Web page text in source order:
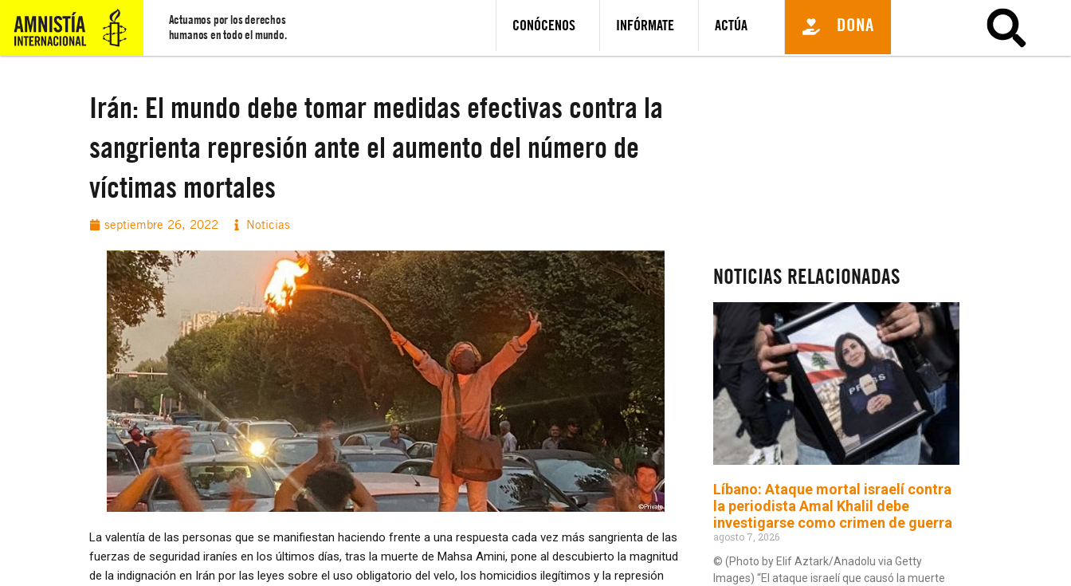
Actuamos por los derechos
humanos en todo el mundo.
CONÓCENOS INFÓRMATE ACTÚA DONA
Irán: El mundo debe tomar medidas efectivas contra la
sangrienta represión ante el aumento del número de
víctimas mortales
septiembre 26, 2022 Noticias
La valentía de las personas que se manifiestan haciendo frente a una respuesta cada vez más sangrienta de las
fuerzas de seguridad iraníes en los últimos días, tras la muerte de Mahsa Amini, pone al descubierto la magnitud
de la indignación en Irán por las leyes sobre el uso obligatorio del velo, los homicidios ilegítimos y la represión
NOTICIAS RELACIONADAS
Líbano: Ataque mortal israelí contra
la periodista Amal Khalil debe
investigarse como crimen de guerra
agosto 7, 2026
© (Photo by Elif Aztark/Anadolu via Getty
Images) “El ataque israelí que causó la muerte